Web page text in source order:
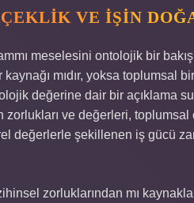
VE İŞIN
meselesini ontolojik bir bakış
mıdır, yoksa toplumsal
değerine dair bir açıklama
zorlukları ve değerleri,
değerlerle şekillenen iş gücü
zorluklarından mı